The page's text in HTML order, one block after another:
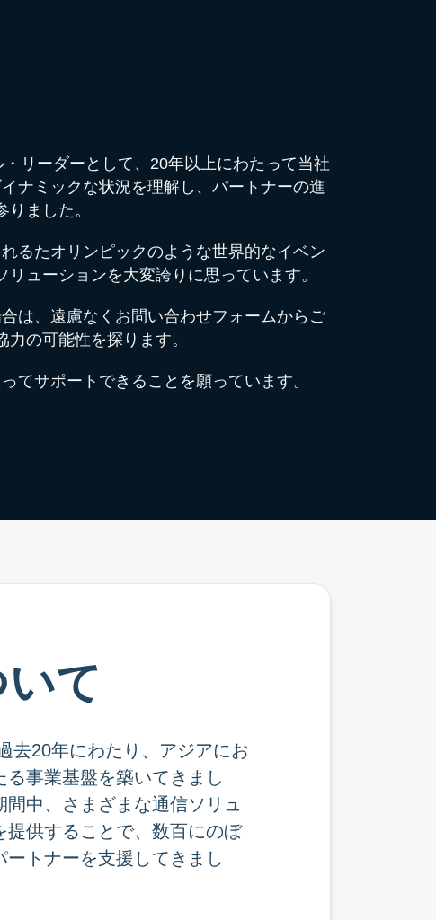
リーダーとして、20年以上にわたって当社
ナミックな状況を理解し、パートナーの進
ました。
るたオリンピックのような世界的なイベン
ューションを大変誇りに思っています。
は、遠慮なくお問い合わせフォームからご
の可能性を探ります。
てサポートできることを願っています。
て
去20年にわたり、アジアにお
る事業基盤を築いてきまし
間中、さまざまな通信ソリュ
提供することで、数百にのぼ
ートナーを支援してきまし